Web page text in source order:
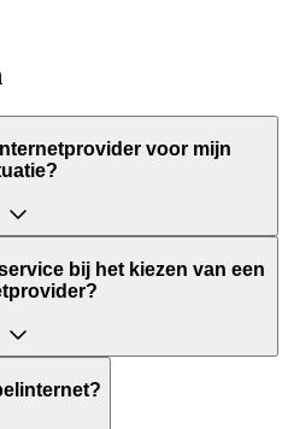
voor mijn
bij het kiezen van een